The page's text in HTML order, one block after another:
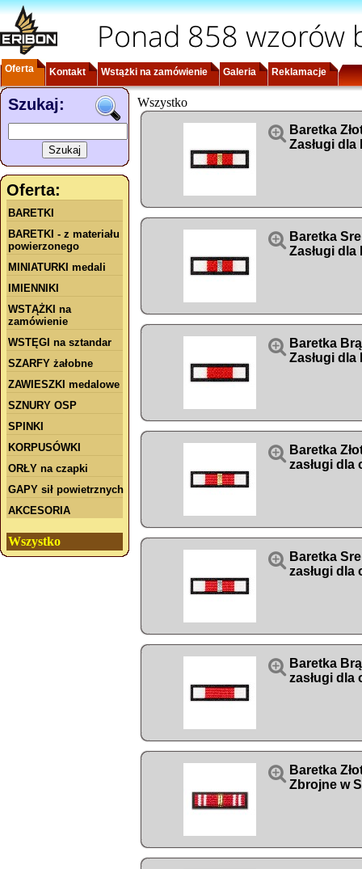
Ponad 858 wzorów
Oferta Kontakt Wstążki na zamówienie Galeria Reklamacje
Szukaj:
Oferta:
BARETKI
BARETKI - z materiału
powierzonego
MINIATURKI medali
IMIENNIKI
WSTĄŻKI na
zamówienie
WSTĘGI na sztandar
SZARFY żałobne
ZAWIESZKI medalowe
SZNURY OSP
SPINKI
KORPUSÓWKI
ORŁY na czapki
GAPY sił powietrznych
AKCESORIA
Wszystko
Wszystko
 Baretka
Zasługi dla
 Baretka
Zasługi dla
 Baretka
Zasługi dla
 Baretka
zasługi
 Baretka
zasługi
 Baretka
zasługi
 Baretka
Zbrojne w